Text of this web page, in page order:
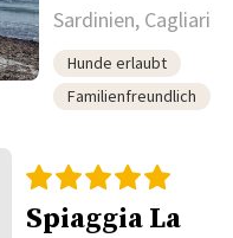
Sardinien, Cagliari
Hunde erlaubt
Familienfreundlich
Spiaggia La